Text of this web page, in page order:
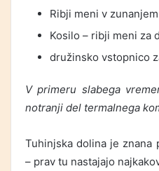
Ribji meni v
Kosilo – ribji meni za
družinsko vstopnico
V primeru slabega
notranji del termalnega
Tuhinjska dolina je
– prav tu nastajajo